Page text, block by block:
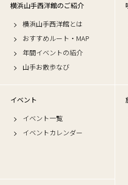
横浜山手西洋館のご紹介
横浜山手西洋館とは
おすすめルート・MAP
年間イベントの紹介
山手お散歩なび
イベント
イベント一覧
イベントカレンダー